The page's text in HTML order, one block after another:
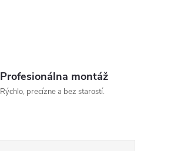
Profesionálna montáž
Rýchlo, precízne a bez starostí.